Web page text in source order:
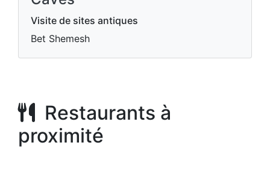
Visite de sites antiques
Bet Shemesh
Restaurants à
proximité